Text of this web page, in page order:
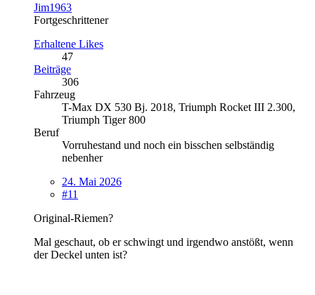
Jim1963
Fortgeschrittener
Erhaltene Likes
47
Beiträge
306
Fahrzeug
T-Max DX 530 Bj. 2018, Triumph Rocket III 2.300,
Triumph Tiger 800
Beruf
Vorruhestand und noch ein bisschen selbständig
nebenher
24. Mai 2026
#11
Original-Riemen?
Mal geschaut, ob er schwingt und irgendwo anstößt, wenn
der Deckel unten ist?